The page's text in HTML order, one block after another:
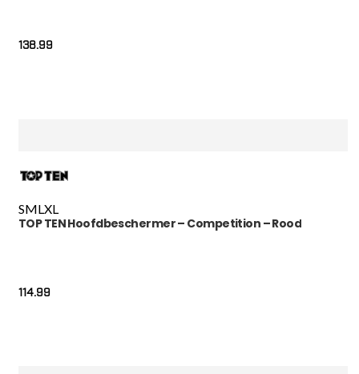
138.99
SML XL
TOP TEN Hoofdbeschermer – Competition – Rood
114.99